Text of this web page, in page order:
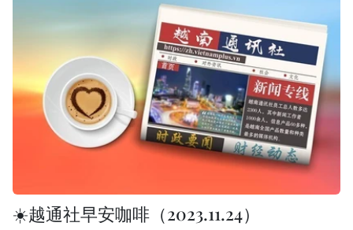
☀️越通社早安咖啡（2023.11.24）